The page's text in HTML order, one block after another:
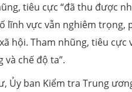
tiêu cực “đã thu được
lĩnh vực vẫn nghiêm trọng,
hội. Tham nhũng, tiêu
chế độ ta”.
Ủy ban Kiểm tra Trung